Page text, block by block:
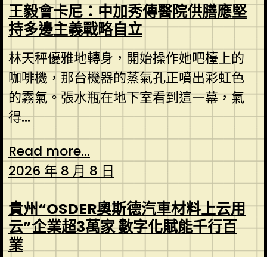
王毅會卡尼：中加秀傳醫院供膳應堅
持多邊主義戰略自立
林天秤優雅地轉身，開始操作她吧檯上的
咖啡機，那台機器的蒸氣孔正噴出彩虹色
的霧氣。張水瓶在地下室看到這一幕，氣
得...
Read more...
2026 年 8 月 8 日
貴州“OSDER奧斯德汽車材料上云用
云”企業超3萬家 數字化賦能千行百
業